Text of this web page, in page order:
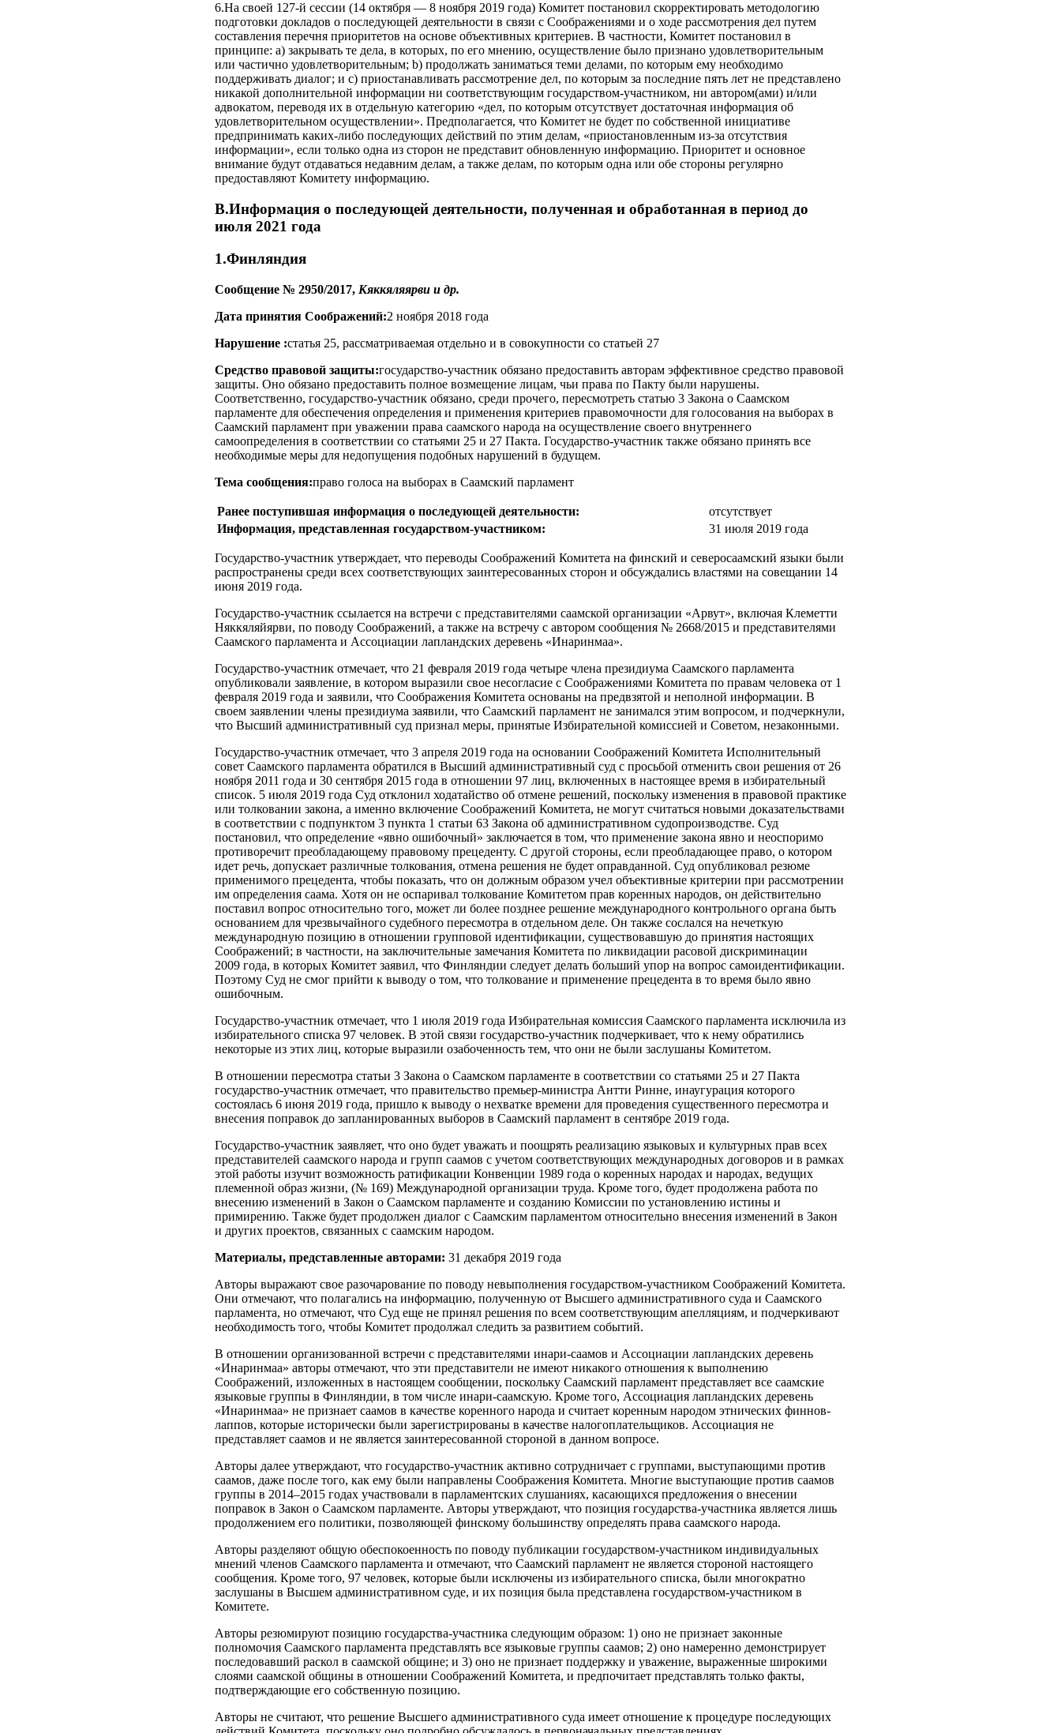
6.На своей 127-й сессии (14 октября — 8 ноября 2019 года) Комитет постановил скорректировать методологию
подготовки докладов о последующей деятельности в связи с Cоображениями и о ходе рассмотрения дел путем
составления перечня приоритетов на основе объективных критериев. В частности, Комитет постановил в
принципе: а) закрывать те дела, в которых, по его мнению, осуществление было признано удовлетворительным
или частично удовлетворительным; b) продолжать заниматься теми делами, по которым ему необходимо
поддерживать диалог; и с) приостанавливать рассмотрение дел, по которым за последние пять лет не представлено
никакой дополнительной информации ни соответствующим государством-участником, ни автором(ами) и/или
адвокатом, переводя их в отдельную категорию «дел, по которым отсутствует достаточная информация об
удовлетворительном осуществлении». Предполагается, что Комитет не будет по собственной инициативе
предпринимать каких-либо последующих действий по этим делам, «приостановленным из-за отсутствия
информации», если только одна из сторон не представит обновленную информацию. Приоритет и основное
внимание будут отдаваться недавним делам, а также делам, по которым одна или обе стороны регулярно
предоставляют Комитету информацию.
B.Информация о последующей деятельности, полученная и обработанная в период до
июля 2021 года
1.Финляндия
Сообщение № 2950/2017, Кяккяляярви и др.
Дата принятия Соображений:2 ноября 2018 года
Нарушение :статья 25, рассматриваемая отдельно и в совокупности со статьей 27
Средство правовой защиты:государство-участник обязано предоставить авторам эффективное средство правовой
защиты. Оно обязано предоставить полное возмещение лицам, чьи права по Пакту были нарушены.
Соответственно, государство-участник обязано, среди прочего, пересмотреть статью 3 Закона о Саамском
парламенте для обеспечения определения и применения критериев правомочности для голосования на выборах в
Саамский парламент при уважении права саамского народа на осуществление своего внутреннего
самоопределения в соответствии со статьями 25 и 27 Пакта. Государство-участник также обязано принять все
необходимые меры для недопущения подобных нарушений в будущем.
Тема сообщения:право голоса на выборах в Саамский парламент
Ранее поступившая информация о последующей деятельности:
отсутствует
Информация, представленная государством-участником:
31 июля 2019 года
Государство-участник утверждает, что переводы Соображений Комитета на финский и северосаамский языки были
распространены среди всех соответствующих заинтересованных сторон и обсуждались властями на совещании 14
июня 2019 года.
Государство-участник ссылается на встречи с представителями саамской организации «Арвут», включая Клеметти
Няккяляйярви, по поводу Соображений, а также на встречу с автором сообщения № 2668/2015 и представителями
Саамского парламента и Ассоциации лапландских деревень «Инаринмаа».
Государство-участник отмечает, что 21 февраля 2019 года четыре члена президиума Саамского парламента
опубликовали заявление, в котором выразили свое несогласие с Соображениями Комитета по правам человека от 1
февраля 2019 года и заявили, что Соображения Комитета основаны на предвзятой и неполной информации. В
своем заявлении члены президиума заявили, что Саамский парламент не занимался этим вопросом, и подчеркнули,
что Высший административный суд признал меры, принятые Избирательной комиссией и Советом, незаконными.
Государство-участник отмечает, что 3 апреля 2019 года на основании Соображений Комитета Исполнительный
совет Саамского парламента обратился в Высший административный суд с просьбой отменить свои решения от 26
ноября 2011 года и 30 сентября 2015 года в отношении 97 лиц, включенных в настоящее время в избирательный
список. 5 июля 2019 года Суд отклонил ходатайство об отмене решений, поскольку изменения в правовой практике
или толковании закона, а именно включение Соображений Комитета, не могут считаться новыми доказательствами
в соответствии с подпунктом 3 пункта 1 статьи 63 Закона об административном судопроизводстве. Суд
постановил, что определение «явно ошибочный» заключается в том, что применение закона явно и неоспоримо
противоречит преобладающему правовому прецеденту. С другой стороны, если преобладающее право, о котором
идет речь, допускает различные толкования, отмена решения не будет оправданной. Суд опубликовал резюме
применимого прецедента, чтобы показать, что он должным образом учел объективные критерии при рассмотрении
им определения саама. Хотя он не оспаривал толкование Комитетом прав коренных народов, он действительно
поставил вопрос относительно того, может ли более позднее решение международного контрольного органа быть
основанием для чрезвычайного судебного пересмотра в отдельном деле. Он также сослался на нечеткую
международную позицию в отношении групповой идентификации, существовавшую до принятия настоящих
Соображений; в частности, на заключительные замечания Комитета по ликвидации расовой дискриминации
2009 года, в которых Комитет заявил, что Финляндии следует делать больший упор на вопрос самоидентификации.
Поэтому Суд не смог прийти к выводу о том, что толкование и применение прецедента в то время было явно
ошибочным.
Государство-участник отмечает, что 1 июля 2019 года Избирательная комиссия Саамского парламента исключила из
избирательного списка 97 человек. В этой связи государство-участник подчеркивает, что к нему обратились
некоторые из этих лиц, которые выразили озабоченность тем, что они не были заслушаны Комитетом.
В отношении пересмотра статьи 3 Закона о Саамском парламенте в соответствии со статьями 25 и 27 Пакта
государство-участник отмечает, что правительство премьер-министра Антти Ринне, инаугурация которого
состоялась 6 июня 2019 года, пришло к выводу о нехватке времени для проведения существенного пересмотра и
внесения поправок до запланированных выборов в Саамский парламент в сентябре 2019 года.
Государство-участник заявляет, что оно будет уважать и поощрять реализацию языковых и культурных прав всех
представителей саамского народа и групп саамов с учетом соответствующих международных договоров и в рамках
этой работы изучит возможность ратификации Конвенции 1989 года о коренных народах и народах, ведущих
племенной образ жизни, (№ 169) Международной организации труда. Кроме того, будет продолжена работа по
внесению изменений в Закон о Саамском парламенте и созданию Комиссии по установлению истины и
примирению. Также будет продолжен диалог с Саамским парламентом относительно внесения изменений в Закон
и других проектов, связанных с саамским народом.
Материалы, представленные авторами: 31 декабря 2019 года
Авторы выражают свое разочарование по поводу невыполнения государством-участником Соображений Комитета.
Они отмечают, что полагались на информацию, полученную от Высшего административного суда и Саамского
парламента, но отмечают, что Суд еще не принял решения по всем соответствующим апелляциям, и подчеркивают
необходимость того, чтобы Комитет продолжал следить за развитием событий.
В отношении организованной встречи с представителями инари-саамов и Ассоциации лапландских деревень
«Инаринмаа» авторы отмечают, что эти представители не имеют никакого отношения к выполнению
Соображений, изложенных в настоящем сообщении, поскольку Саамский парламент представляет все саамские
языковые группы в Финляндии, в том числе инари-саамскую. Кроме того, Ассоциация лапландских деревень
«Инаринмаа» не признает саамов в качестве коренного народа и считает коренным народом этнических финнов-
лаппов, которые исторически были зарегистрированы в качестве налогоплательщиков. Ассоциация не
представляет саамов и не является заинтересованной стороной в данном вопросе.
Авторы далее утверждают, что государство-участник активно сотрудничает с группами, выступающими против
саамов, даже после того, как ему были направлены Соображения Комитета. Многие выступающие против саамов
группы в 2014–2015 годах участвовали в парламентских слушаниях, касающихся предложения о внесении
поправок в Закон о Саамском парламенте. Авторы утверждают, что позиция государства-участника является лишь
продолжением его политики, позволяющей финскому большинству определять права саамского народа.
Авторы разделяют общую обеспокоенность по поводу публикации государством-участником индивидуальных
мнений членов Саамского парламента и отмечают, что Саамский парламент не является стороной настоящего
сообщения. Кроме того, 97 человек, которые были исключены из избирательного списка, были многократно
заслушаны в Высшем административном суде, и их позиция была представлена государством-участником в
Комитете.
Авторы резюмируют позицию государства-участника следующим образом: 1) оно не признает законные
полномочия Саамского парламента представлять все языковые группы саамов; 2) оно намеренно демонстрирует
последовавший раскол в саамской общине; и 3) оно не признает поддержку и уважение, выраженные широкими
слоями саамской общины в отношении Соображений Комитета, и предпочитает представлять только факты,
подтверждающие его собственную позицию.
Авторы не считают, что решение Высшего административного суда имеет отношение к процедуре последующих